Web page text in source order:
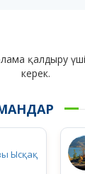
қалдыру
керек.
Ысқақ